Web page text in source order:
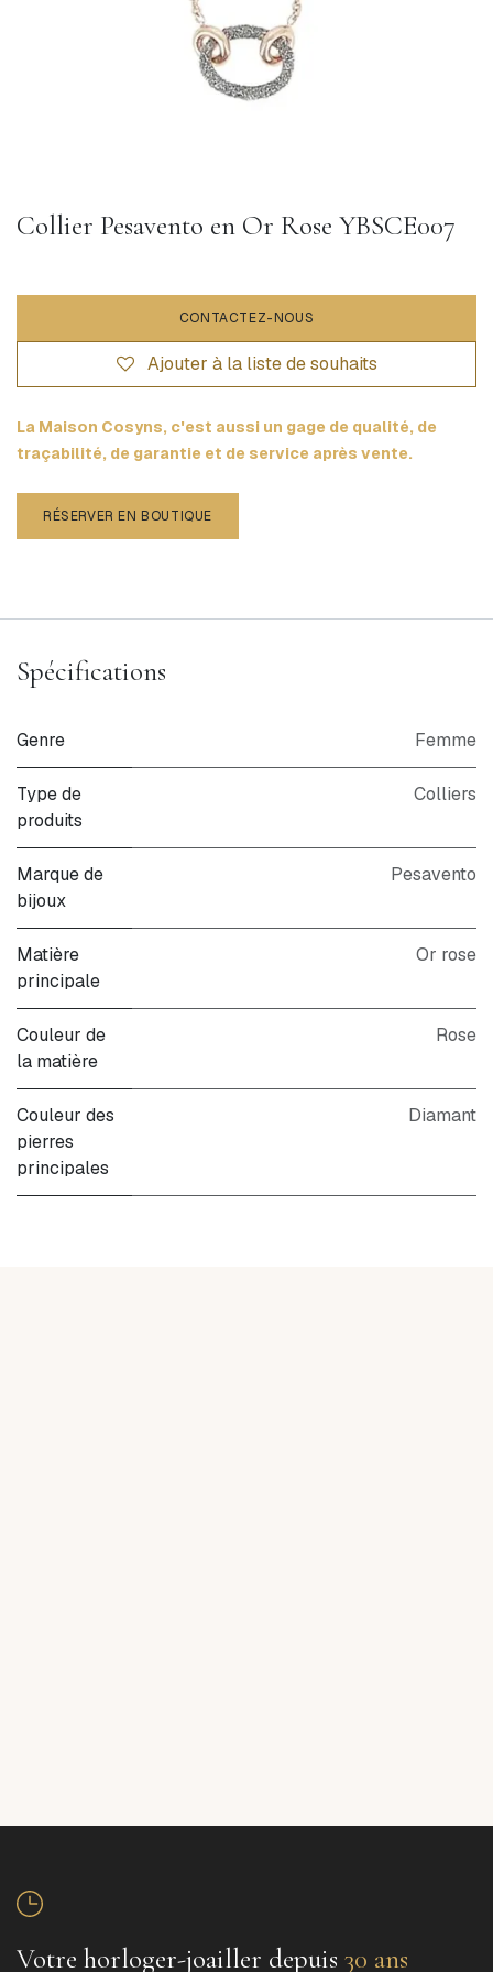
Collier Pesavento en Or Rose YBSCE007
CONTACTEZ-NOUS
Ajouter à la liste de souhaits
La Maison Cosyns, c'est aussi un gage de qualité, de
traçabilité, de garantie et de service après vente.
RÉSERVER EN BOUTIQUE
Spécifications
Genre Femme
Type de
produits
Colliers
Marque de
bijoux
Pesavento
Matière
principale
Or rose
Couleur de
la matière
Rose
Couleur des
pierres
principales
Diamant
Votre horloger-joailler depuis 30 ans